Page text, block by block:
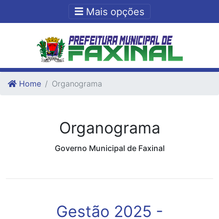
Ir para o fim do conteudo
Mais opções
Home Organograma
Organograma
Governo Municipal de Faxinal
Gestão 2025 -